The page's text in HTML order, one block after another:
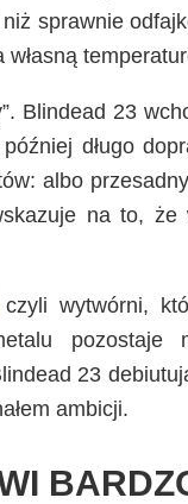
sprawnie
Blindead 23
długo
albo
na to, że
wytwórni,
pozostaje
23
ambicji.